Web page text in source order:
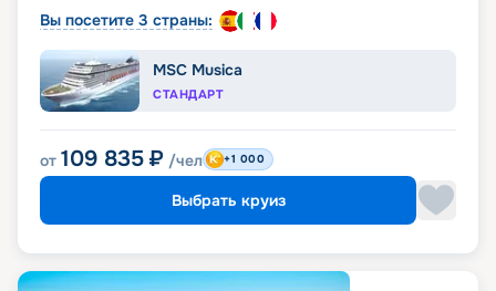
Вы посетите 3 страны:
MSC Musica
СТАНДАРТ
от 109 835 ₽ /чел +1 000
Выбрать круиз